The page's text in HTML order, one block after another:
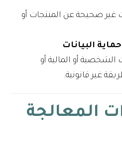
غير صحيحة عن المنتجات أو
البيانات
الشخصية أو المالية أو
غير قانونية.
المعالجة